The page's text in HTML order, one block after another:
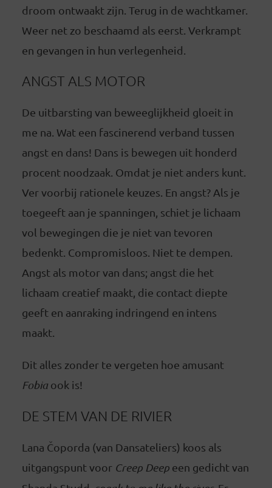
droom ontwaakt zijn. Terug in de wachtkamer.
Weer net zo beschaamd als eerst. Verkrampt
en gevangen in hun verlegenheid.
ANGST ALS MOTOR
De uitbarsting van beweeglijkheid gloeit in
me na. Wat een fascinerend verband tussen
angst en dans! Dans is bewegen uit honderd
procent noodzaak. Omdat je niet anders kunt.
Ver voorbij rationele keuzes. En angst? Als je
toegeeft aan je spanningen, schiet je lichaam
vol bewegingen die je niet van tevoren
bedenkt. Compromisloos. Niet te dempen.
Angst als motor van dans; angst die het
lichaam creatief maakt, die contact diepte
geeft en aanraking indringend en intens
maakt.
Dit alles zonder te vergeten hoe amusant
Fobiaook is!
DE STEM VAN DE RIVIER
Lana Čoporda (van Dansateliers) koos als
uitgangspunt voor Creep Deepeen gedicht van